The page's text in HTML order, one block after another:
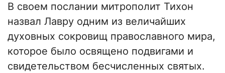
В своем послании митрополит Тихон
назвал Лавру одним из величайших
духовных сокровищ православного мира,
которое было освящено подвигами и
свидетельством бесчисленных святых.